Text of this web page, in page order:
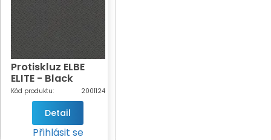
Protiskluz ELBE
ELITE - Black
Stone šíře 1,65m
(antracit-799)
Kód produktu: 2001124
Detail
Přihlásit se